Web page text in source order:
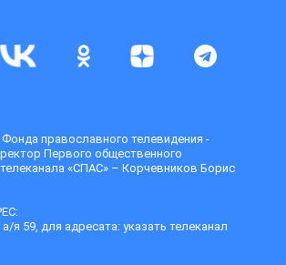
православного телевидения -
Первого общественного
«СПАС» – Корчевников Борис
я 59, для адресата: указать телеканал